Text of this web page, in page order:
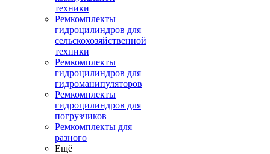
техники
Ремкомплекты
гидроцилиндров для
сельскохозяйственной
техники
Ремкомплекты
гидроцилиндров для
гидроманипуляторов
Ремкомплекты
гидроцилиндров для
погрузчиков
Ремкомплекты для
разного
Ещё